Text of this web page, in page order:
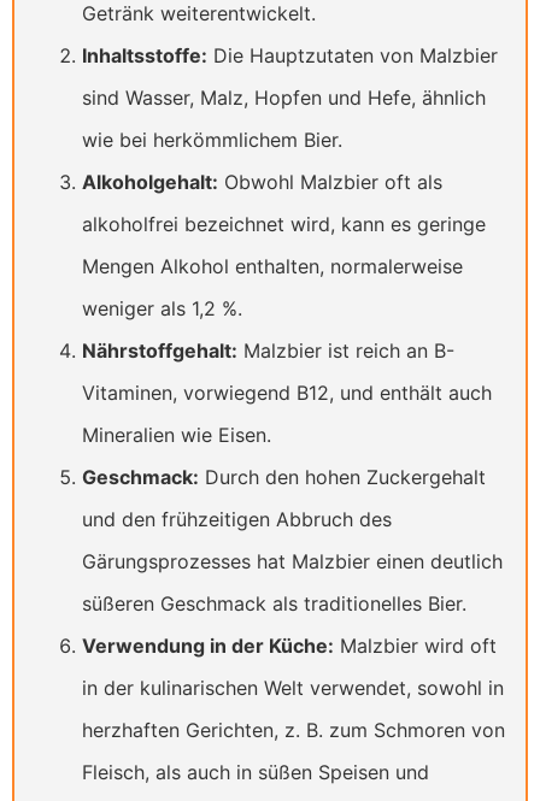
Getränk weiterentwickelt.
Inhaltsstoffe: Die Hauptzutaten von Malzbier
sind Wasser, Malz, Hopfen und Hefe, ähnlich
wie bei herkömmlichem Bier.
Alkoholgehalt: Obwohl Malzbier oft als
alkoholfrei bezeichnet wird, kann es geringe
Mengen Alkohol enthalten, normalerweise
weniger als 1,2 %.
Nährstoffgehalt: Malzbier ist reich an B-
Vitaminen, vorwiegend B12, und enthält auch
Mineralien wie Eisen.
Geschmack: Durch den hohen Zuckergehalt
und den frühzeitigen Abbruch des
Gärungsprozesses hat Malzbier einen deutlich
süßeren Geschmack als traditionelles Bier.
Verwendung in der Küche: Malzbier wird oft
in der kulinarischen Welt verwendet, sowohl in
herzhaften Gerichten, z. B. zum Schmoren von
Fleisch, als auch in süßen Speisen und